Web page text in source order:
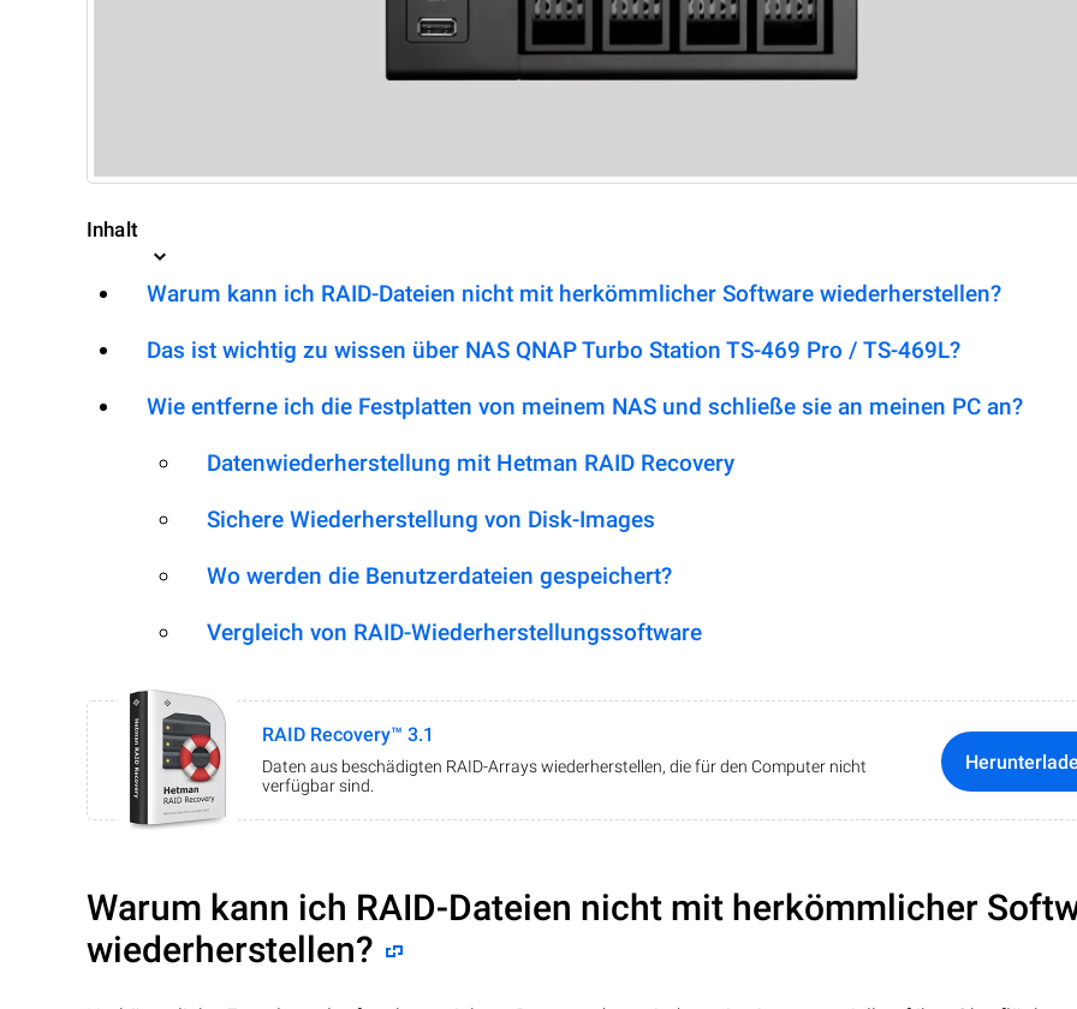
Inhalt
Warum kann ich RAID-Dateien nicht mit herkömmlicher Software wiederherstellen?
Das ist wichtig zu wissen über NAS QNAP Turbo Station TS-469 Pro / TS-469L?
Wie entferne ich die Festplatten von meinem NAS und schließe sie an meinen PC an?
Datenwiederherstellung mit Hetman RAID Recovery
Sichere Wiederherstellung von Disk-Images
Wo werden die Benutzerdateien gespeichert?
Vergleich von RAID-Wiederherstellungssoftware
RAID Recovery™ 3.1
Daten aus beschädigten RAID-Arrays wiederherstellen, die für den Computer nicht
verfügbar sind.
Warum kann ich RAID-Dateien nicht mit herkömmlicher
wiederherstellen?